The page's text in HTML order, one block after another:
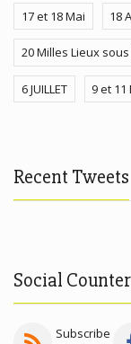
17 et 18 Mai 18
20 Milles Lieux
6 JUILLET 9 et 11
Recent Tweets
Social
Subscribe